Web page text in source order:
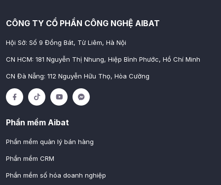
CÔNG TY CỔ PHẦN CÔNG NGHỆ AIBAT
Hội Sở: Số 9 Đồng Bát, Từ Liêm, Hà Nội
CN HCM: 181 Nguyễn Thị Nhung, Hiệp Bình Phước, Hồ Chí Minh
CN Đà Nẵng: 112 Nguyễn Hữu Thọ, Hòa Cường
Phần mềm Aibat
Phần mềm quản lý bán hàng
Phần mềm CRM
Phần mềm số hóa doanh nghiệp